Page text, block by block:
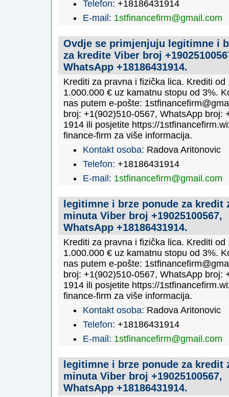
Telefon: +18186431914
E-mail: 1stfinancefirm@gmail.com
Ovdje se primjenjuju legitimne i
za kredite Viber broj
WhatsApp +18186431914.
Krediti za pravna i fizička lica. Krediti od
1.000.000 € uz kamatnu stopu od 3%.
nas putem e-pošte:
broj: +1(902)510-0567, WhatsApp broj:
1914 ili posjetite https://
finance-firm za više informacija.
Kontakt osoba: Radova Aritonovic
Telefon: +18186431914
E-mail: 1stfinancefirm@gmail.com
legitimne i brze ponude za kredit
minuta Viber broj +19025100567,
WhatsApp +18186431914.
Krediti za pravna i fizička lica. Krediti od
1.000.000 € uz kamatnu stopu od 3%.
nas putem e-pošte:
broj: +1(902)510-0567, WhatsApp broj:
1914 ili posjetite https://
finance-firm za više informacija.
Kontakt osoba: Radova Aritonovic
Telefon: +18186431914
E-mail: 1stfinancefirm@gmail.com
legitimne i brze ponude za kredit
minuta Viber broj +19025100567,
WhatsApp +18186431914.